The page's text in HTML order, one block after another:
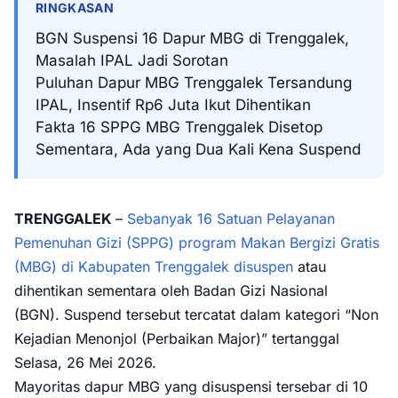
RINGKASAN
BGN Suspensi 16 Dapur MBG di Trenggalek,
Masalah IPAL Jadi Sorotan
Puluhan Dapur MBG Trenggalek Tersandung
IPAL, Insentif Rp6 Juta Ikut Dihentikan
Fakta 16 SPPG MBG Trenggalek Disetop
Sementara, Ada yang Dua Kali Kena Suspend
TRENGGALEK – Sebanyak 16 Satuan Pelayanan
Pemenuhan Gizi (SPPG) program Makan Bergizi Gratis
(MBG) di Kabupaten Trenggalek disuspen atau
dihentikan sementara oleh Badan Gizi Nasional
(BGN). Suspend tersebut tercatat dalam kategori “Non
Kejadian Menonjol (Perbaikan Major)” tertanggal
Selasa, 26 Mei 2026.
Mayoritas dapur MBG yang disuspensi tersebar di 10